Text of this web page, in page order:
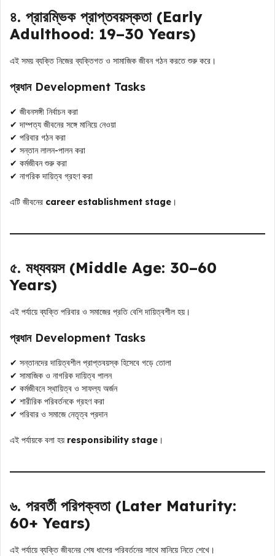
৪. প্রারম্ভিক প্রাপ্তবয়স্কতা (Early
Adulthood: 19–30 Years)
এই সময় ব্যক্তি নিজের ব্যক্তিগত ও সামাজিক জীবন গঠন করতে শুরু করে।
প্রধান Development Tasks
✔ জীবনসঙ্গী নির্বাচন করা
✔ দাম্পত্য জীবনের সঙ্গে মানিয়ে নেওয়া
✔ পরিবার গঠন করা
✔ সন্তান লালন-পালন করা
✔ কর্মজীবন শুরু করা
✔ নাগরিক দায়িত্ব গ্রহণ করা
এটি জীবনের career establishment stage ।
৫. মধ্যবয়স (Middle Age: 30–60
Years)
এই পর্যায়ে ব্যক্তি পরিবার ও সমাজের প্রতি বেশি দায়িত্বশীল হয়।
প্রধান Development Tasks
✔ সন্তানদের দায়িত্বশীল প্রাপ্তবয়স্ক হিসেবে গড়ে তোলা
✔ সামাজিক ও নাগরিক দায়িত্ব পালন
✔ কর্মজীবনে স্থায়িত্ব ও সাফল্য অর্জন
✔ শারীরিক পরিবর্তনকে গ্রহণ করা
✔ পরিবার ও সমাজে নেতৃত্ব প্রদান
এই পর্যায়কে বলা হয় responsibility stage ।
৬. পরবর্তী পরিপক্বতা (Later Maturity:
60+ Years)
এই পর্যায়ে ব্যক্তি জীবনের শেষ ধাপের পরিবর্তনের সাথে মানিয়ে নিতে শেখে।